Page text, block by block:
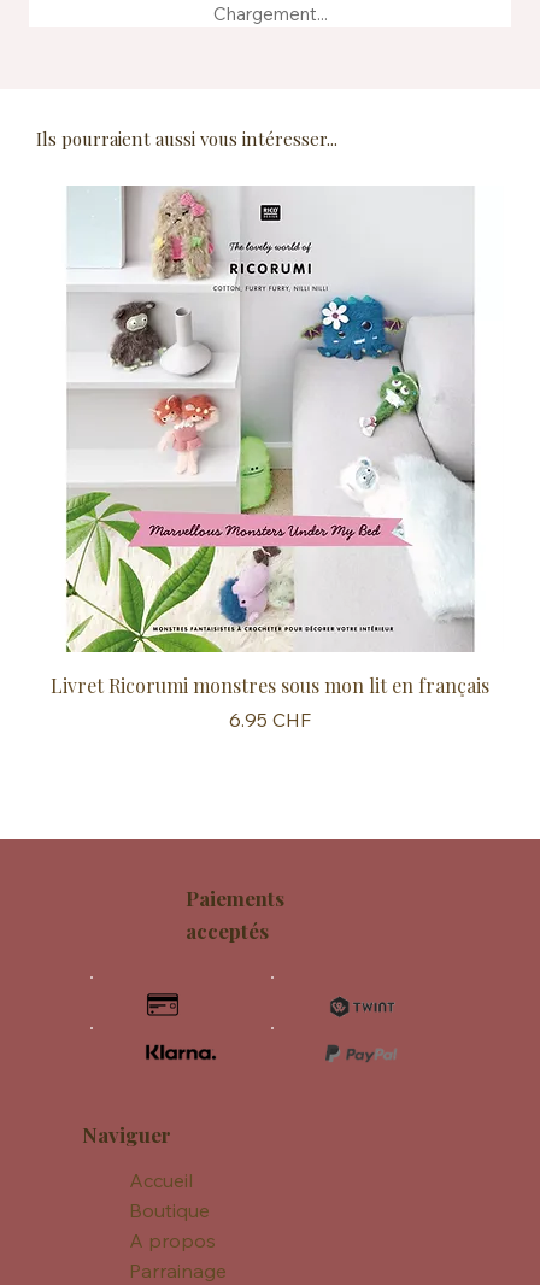
Chargement...
Ils pourraient aussi vous intéresser...
Livret Ricorumi monstres sous mon lit en français
Prix
6.95 CHF
Naviguer
Accueil
Boutique
A propos
Parrainage
Paiements
acceptés